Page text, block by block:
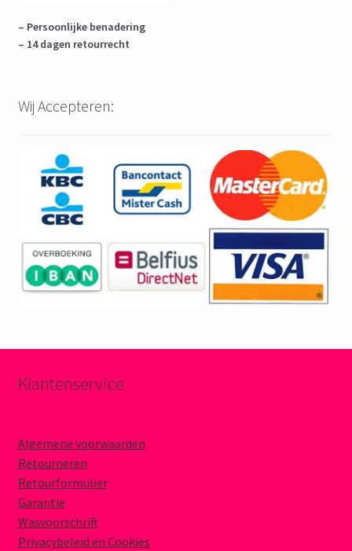
– Persoonlijke benadering
– 14 dagen retourrecht
Wij Accepteren:
Klantenservice
Algemene voorwaarden
Retourneren
Retourformulier
Garantie
Wasvoorschrift
Privacybeleid en Cookies